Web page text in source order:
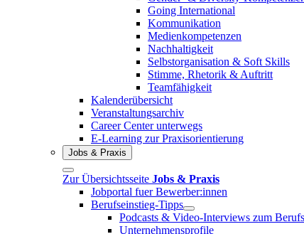
Going International
Kommunikation
Medienkompetenzen
Nachhaltigkeit
Selbstorganisation & Soft Skills
Stimme, Rhetorik & Auftritt
Teamfähigkeit
Kalenderübersicht
Veranstaltungsarchiv
Career Center unterwegs
E-Learning zur Praxisorientierung
Jobs & Praxis
Zur Übersichtsseite Jobs & Praxis
Jobportal fuer Bewerber:innen
Berufseinstieg-Tipps
Podcasts & Video-Interviews zum
Unternehmensprofile